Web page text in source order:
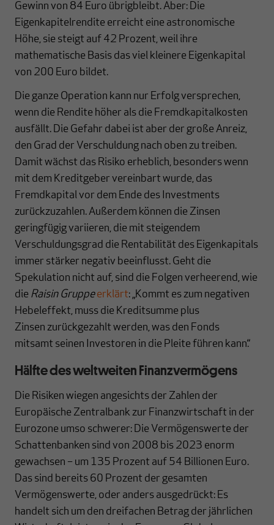
Gewinn von 84 Euro übrigbleibt. Aber: Die
Eigenkapitelrendite erreicht eine astronomische
Höhe, sie steigt auf 42 Prozent, weil ihre
mathematische Basis das viel kleinere Eigenkapital
von 200 Euro bildet.
Die ganze Operation kann nur Erfolg versprechen,
wenn die Rendite höher als die Fremdkapitalkosten
ausfällt. Die Gefahr dabei ist aber der große Anreiz,
den Grad der Verschuldung nach oben zu treiben.
Damit wächst das Risiko erheblich, besonders wenn
mit dem Kreditgeber vereinbart wurde, das
Fremdkapital vor dem Ende des Investments
zurückzuzahlen. Außerdem können die Zinsen
geringfügig variieren, die mit steigendem
Verschuldungsgrad die Rentabilität des Eigenkapitals
immer stärker negativ beeinflusst. Geht die
Spekulation nicht auf, sind die Folgen verheerend, wie
die Raisin Gruppe erklärt: „Kommt es zum negativen
Hebeleffekt, muss die Kreditsumme plus
Zinsen zurückgezahlt werden, was den Fonds
mitsamt seinen Investoren in die Pleite führen kann.“
Hälfte des weltweiten Finanzvermögens
Die Risiken wiegen angesichts der Zahlen der
Europäische Zentralbank zur Finanzwirtschaft in der
Eurozone umso schwerer: Die Vermögenswerte der
Schattenbanken sind von 2008 bis 2023 enorm
gewachsen – um 135 Prozent auf 54 Billionen Euro.
Das sind bereits 60 Prozent der gesamten
Vermögenswerte, oder anders ausgedrückt: Es
handelt sich um den dreifachen Betrag der jährlichen